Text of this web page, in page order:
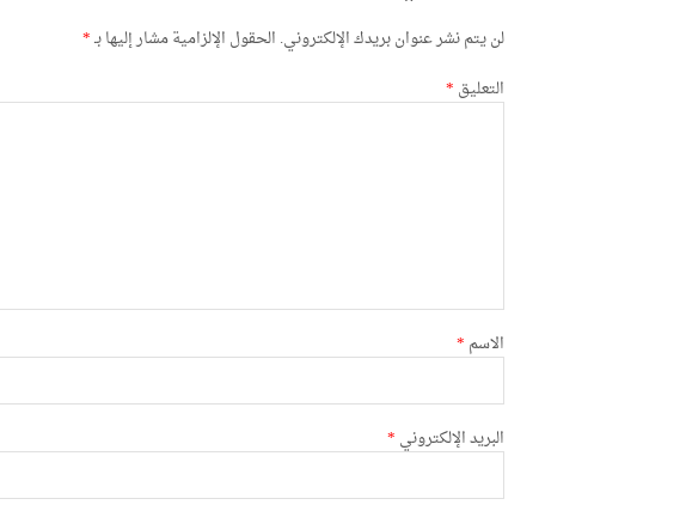
لن يتم نشر عنوان بريدك الإلكتروني. الحقول الإلزامية مشار إليها بـ*
التعليق *
الاسم *
البريد الإلكتروني *